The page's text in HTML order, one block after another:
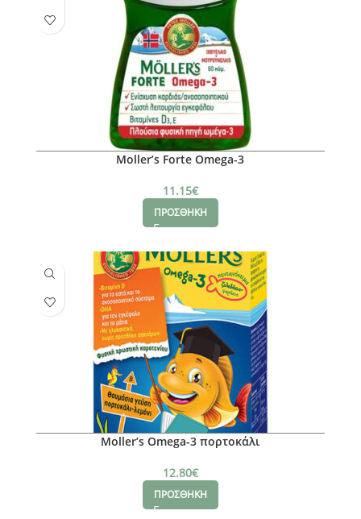
Moller’s Forte Omega-3
11.15€
ΠΡΟΣΘΗΚΗ
Moller’s Omega-3 πορτοκάλι
12.80€
ΠΡΟΣΘΗΚΗ